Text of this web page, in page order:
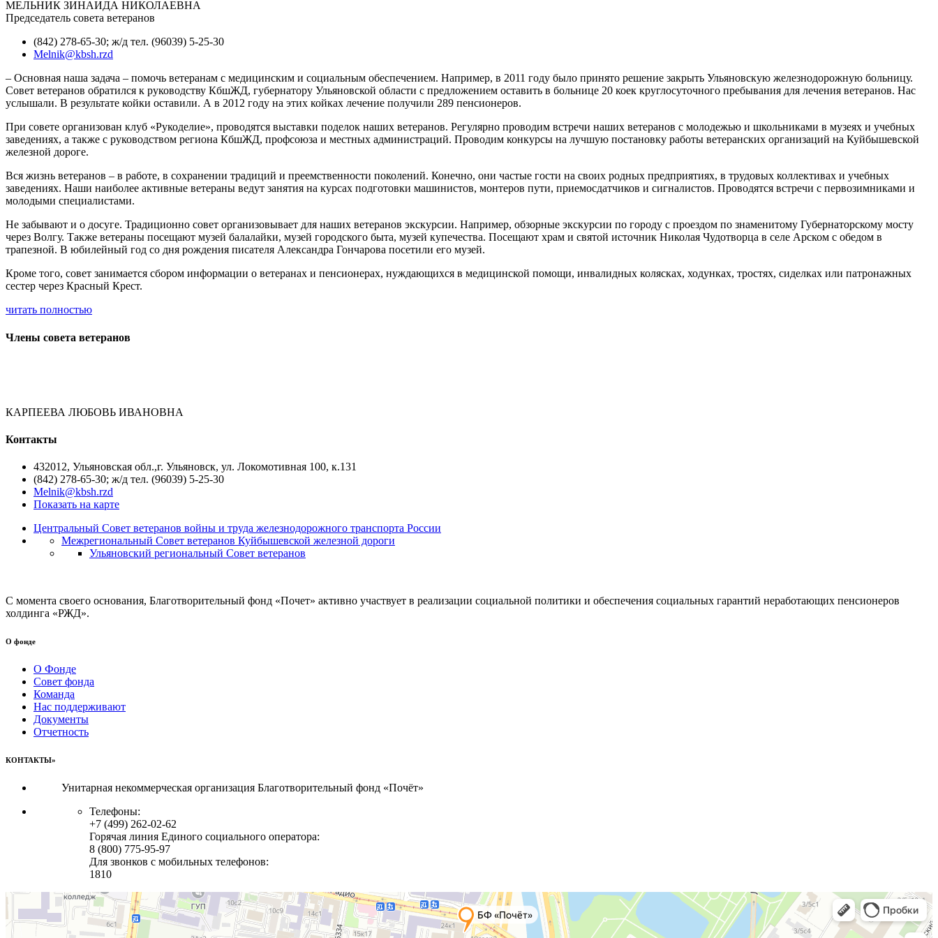
МЕЛЬНИК ЗИНАИДА НИКОЛАЕВНА
Председатель совета ветеранов
(842) 278-65-30; ж/д тел. (96039) 5-25-30
Melnik@kbsh.rzd
– Основная наша задача – помочь ветеранам с медицинским и социальным обеспечением. Например, в 2011 году было принято решение закрыть Ульяновскую железнодорожную больницу.
Совет ветеранов обратился к руководству КбшЖД, губернатору Ульяновской области с предложением оставить в больнице 20 коек круглосуточного пребывания для лечения ветеранов. Нас
услышали. В результате койки оставили. А в 2012 году на этих койках лечение получили 289 пенсионеров.
При совете организован клуб «Рукоделие», проводятся выставки поделок наших ветеранов. Регулярно проводим встречи наших ветеранов с молодежью и школьниками в музеях и учебных
заведениях, а также с руководством региона КбшЖД, профсоюза и местных администраций. Проводим конкурсы на лучшую постановку работы ветеранских организаций на Куйбышевской
железной дороге.
Вся жизнь ветеранов – в работе, в сохранении традиций и преемственности поколений. Конечно, они частые гости на своих родных предприятиях, в трудовых коллективах и учебных
заведениях. Наши наиболее активные ветераны ведут занятия на курсах подготовки машинистов, монтеров пути, приемосдатчиков и сигналистов. Проводятся встречи с первозимниками и
молодыми специалистами.
Не забывают и о досуге. Традиционно совет организовывает для наших ветеранов экскурсии. Например, обзорные экскурсии по городу с проездом по знаменитому Губернаторскому мосту
через Волгу. Также ветераны посещают музей балалайки, музей городского быта, музей купечества. Посещают храм и святой источник Николая Чудотворца в селе Арском с обедом в
трапезной. В юбилейный год со дня рождения писателя Александра Гончарова посетили его музей.
Кроме того, совет занимается сбором информации о ветеранах и пенсионерах, нуждающихся в медицинской помощи, инвалидных колясках, ходунках, тростях, сиделках или патронажных
сестер через Красный Крест.
читать полностью
Члены совета ветеранов
КАРПЕЕВА ЛЮБОВЬ ИВАНОВНА
Контакты
432012, Ульяновская обл.,г. Ульяновск, ул. Локомотивная 100, к.131
(842) 278-65-30; ж/д тел. (96039) 5-25-30
Melnik@kbsh.rzd
Показать на карте
Центральный Совет ветеранов войны и труда железнодорожного транспорта России
Межрегиональный Совет ветеранов Куйбышевской железной дороги
Ульяновский региональный Совет ветеранов
С момента своего основания, Благотворительный фонд «Почет» активно участвует в реализации социальной политики и обеспечения социальных гарантий неработающих пенсионеров
холдинга «РЖД».
О фонде
О Фонде
Совет фонда
Команда
Нас поддерживают
Документы
Отчетность
КОНТАКТЫ»
Унитарная некоммерческая организация Благотворительный фонд «Почёт»
Телефоны:
+7 (499) 262-02-62
Горячая линия Единого социального оператора:
8 (800) 775-95-97
Для звонков с мобильных телефонов:
1810